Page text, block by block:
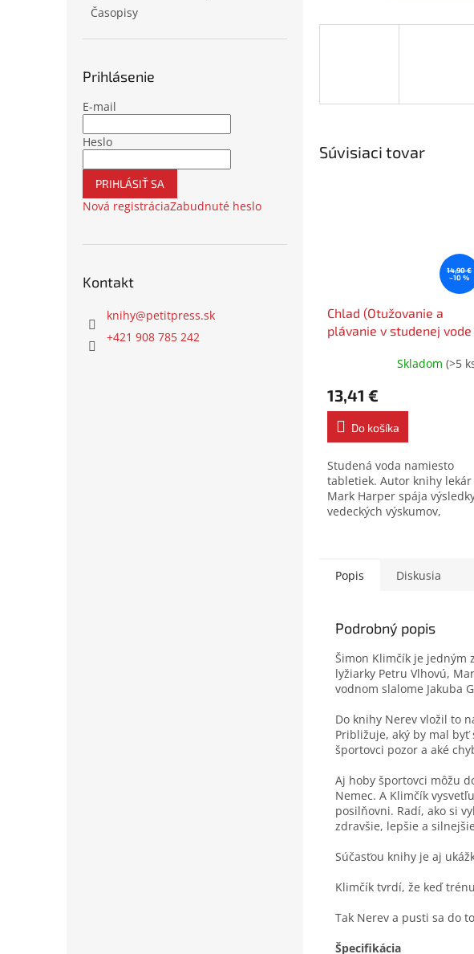
Časopisy
Prihlásenie
E-mail
Heslo
PRIHLÁSIŤ SA
Nová registráciaZabudnuté heslo
Kontakt
knihy@petitpress.sk
+421 908 785 242
Súvisiaci tovar
14,90 €
–10 %
Chlad (Otužovanie a
plávanie v studenej vode
Skladom (>5
13,41 €
Do košíka
Studená voda namiesto
tabletiek. Autor knihy lekár
Mark Harper spája
vedeckých výskumov,
Popis Diskusia
Podrobný popis
Šimon Klimčík je jedným
lyžiarky Petru Vlhovú,
vodnom slalome Jakuba
Do knihy Nerev vložil to
Približuje, aký by mal
športovci pozor a aké
Aj hoby športovci môžu
Nemec. A Klimčík
posilňovni. Radí, ako si
zdravšie, lepšie a
Súčasťou knihy je aj
Klimčík tvrdí, že keď
Tak Nerev a pusti sa do
Špecifikácia